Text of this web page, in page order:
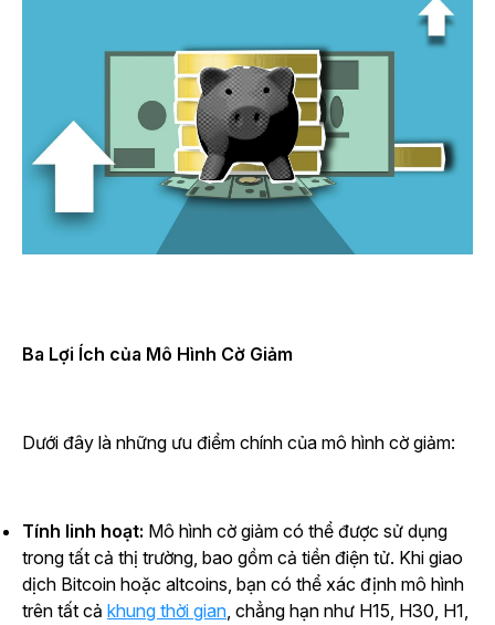
Ba Lợi Ích của Mô Hình Cờ Giảm
Dưới đây là những ưu điểm chính của mô hình cờ giảm:
Tính linh hoạt: Mô hình cờ giảm có thể được sử dụng
trong tất cả thị trường, bao gồm cả tiền điện tử. Khi giao
dịch Bitcoin hoặc altcoins, bạn có thể xác định mô hình
trên tất cả khung thời gian, chẳng hạn như H15, H30, H1,